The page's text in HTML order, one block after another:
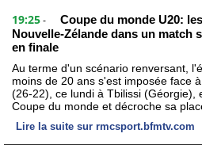
19:25 -
Coupe du monde U20:
Nouvelle-Zélande dans un match
en finale
Au terme d'un scénario renversant,
moins de 20 ans s'est imposée face
(26-22), ce lundi à Tbilissi (Géorgie),
Coupe du monde et décroche sa
Lire la suite sur rmcsport.bfmtv.com